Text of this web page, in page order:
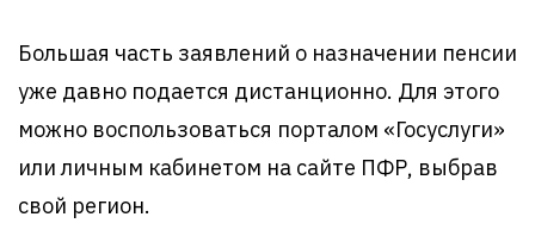
Большая часть заявлений о назначении пенсии
уже давно подается дистанционно. Для этого
можно воспользоваться порталом «Госуслуги»
или личным кабинетом на сайте ПФР, выбрав
свой регион.